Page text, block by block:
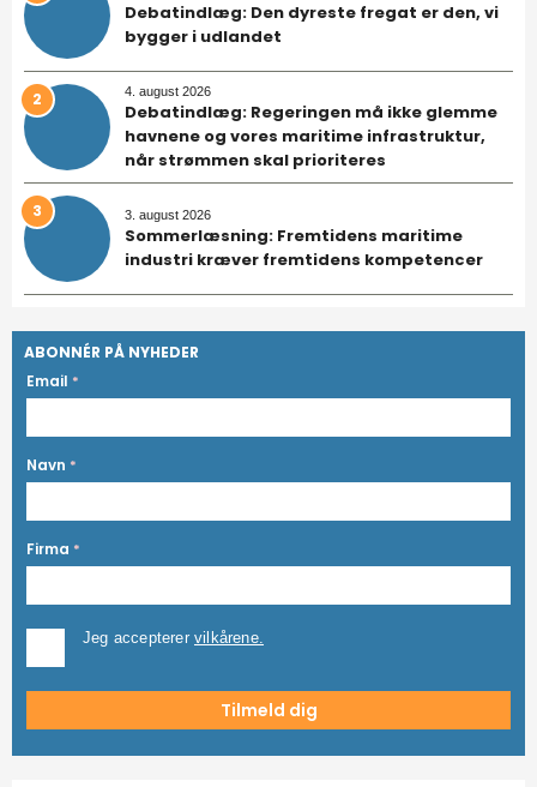
Debatindlæg: Den dyreste fregat er den, vi
bygger i udlandet
2 4. august 2026
Debatindlæg: Regeringen må ikke glemme
havnene og vores maritime infrastruktur,
når strømmen skal prioriteres
3 3. august 2026
Sommerlæsning: Fremtidens maritime
industri kræver fremtidens kompetencer
ABONNÉR PÅ NYHEDER
Email *
Navn *
Firma *
Jeg accepterer vilkårene.